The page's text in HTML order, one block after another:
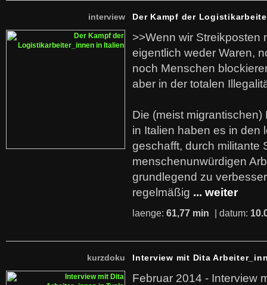
interview Der Kampf der
>>Wenn wir Streikposten
eigentlich weder Waren,
noch Menschen
aber in der totalen
Die (meist
in Italien haben es in den
geschafft, durch militante
menschenunwürdigen
grundlegend zu
regelmäßig ... weiter
laenge: 61,77 min | datum:
kurzdoku Interview mit Dita
Februar 2014 - Interview